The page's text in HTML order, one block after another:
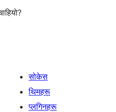
सोकेस
थिमहरू
प्लगिनहरू